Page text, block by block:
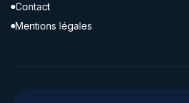
Contact
Mentions légales